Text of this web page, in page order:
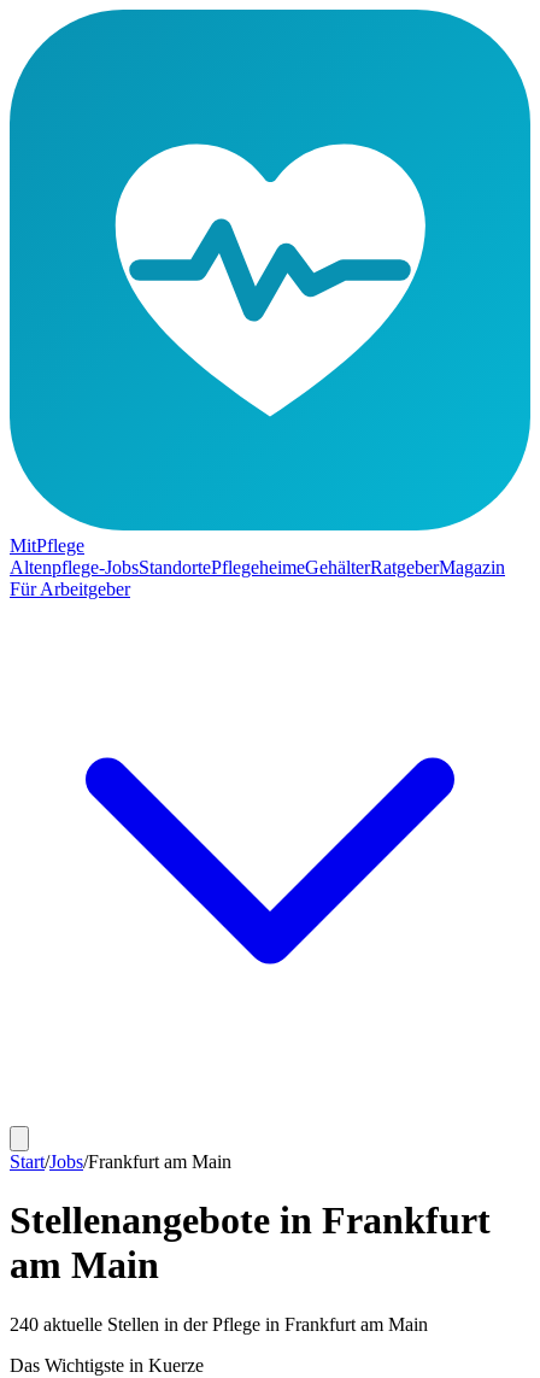
MitPflege
Altenpflege-JobsStandortePflegeheimeGehälterRatgeberMagazin
Für Arbeitgeber
Start/Jobs/Frankfurt am Main
Stellenangebote in Frankfurt
am Main
240 aktuelle Stellen in der Pflege in Frankfurt am Main
Das Wichtigste in Kuerze